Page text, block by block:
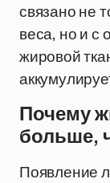
связано не
веса, но и с
жировой
Почему
больше,
Появление